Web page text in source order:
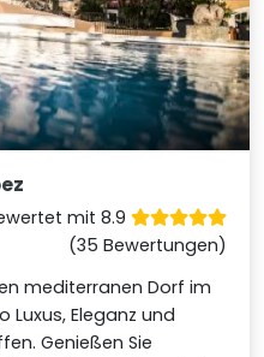
mit 8.9
(35 Bewertungen)
mediterranen Dorf im
Luxus, Eleganz und
Genießen Sie